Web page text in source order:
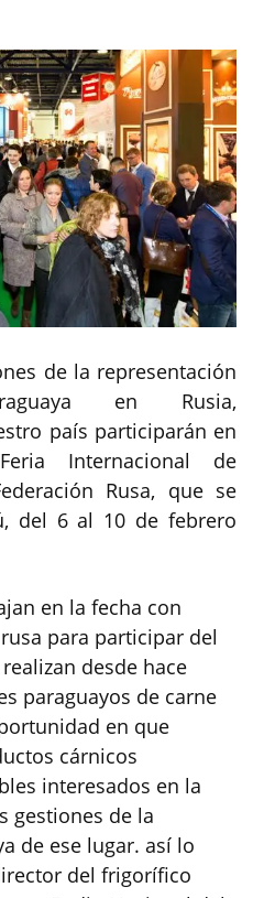
de la representación
en Rusia,
país participarán en
Internacional de
Rusa, que se
del 6 al 10 de febrero
en la fecha con
para participar del
desde hace
paraguayos de carne
en que
cárnicos
interesados en la
gestiones de la
de ese lugar. así lo
del frigorífico